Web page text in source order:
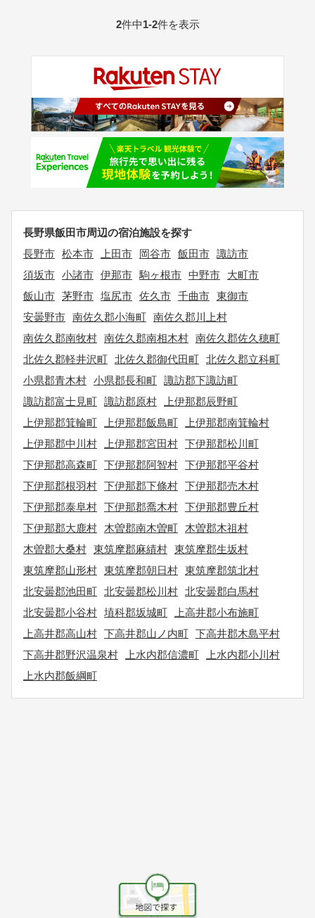
2件中1-2件を表示
長野県飯田市周辺の宿泊施設を探す
長野市 松本市 上田市 岡谷市 飯田市 諏訪市
須坂市 小諸市 伊那市 駒ヶ根市 中野市
大町市
飯山市 茅野市 塩尻市 佐久市 千曲市 東御市
安曇野市 南佐久郡小海町 南佐久郡川上村
南佐久郡南牧村 南佐久郡南相木村 南佐久郡佐久穂町
北佐久郡軽井沢町 北佐久郡御代田町 北佐久郡立科町
小県郡青木村 小県郡長和町 諏訪郡下諏訪町
諏訪郡富士見町 諏訪郡原村
上伊那郡辰野町
上伊那郡箕輪町
上伊那郡飯島町
上伊那郡南箕輪村
上伊那郡中川村
上伊那郡宮田村 下伊那郡松川町
下伊那郡高森町 下伊那郡阿智村 下伊那郡平谷村
下伊那郡根羽村 下伊那郡下條村 下伊那郡売木村
下伊那郡泰阜村 下伊那郡喬木村 下伊那郡豊丘村
下伊那郡大鹿村
木曽郡南木曽町
木曽郡木祖村
木曽郡大桑村 東筑摩郡麻績村 東筑摩郡生坂村
東筑摩郡山形村 東筑摩郡朝日村 東筑摩郡筑北村
北安曇郡池田町 北安曇郡松川村 北安曇郡白馬村
北安曇郡小谷村 埴科郡坂城町
上高井郡小布施町
上高井郡高山村 下高井郡山ノ内町 下高井郡木島平村
下高井郡野沢温泉村
上水内郡信濃町
上水内郡小川村
上水内郡飯綱町